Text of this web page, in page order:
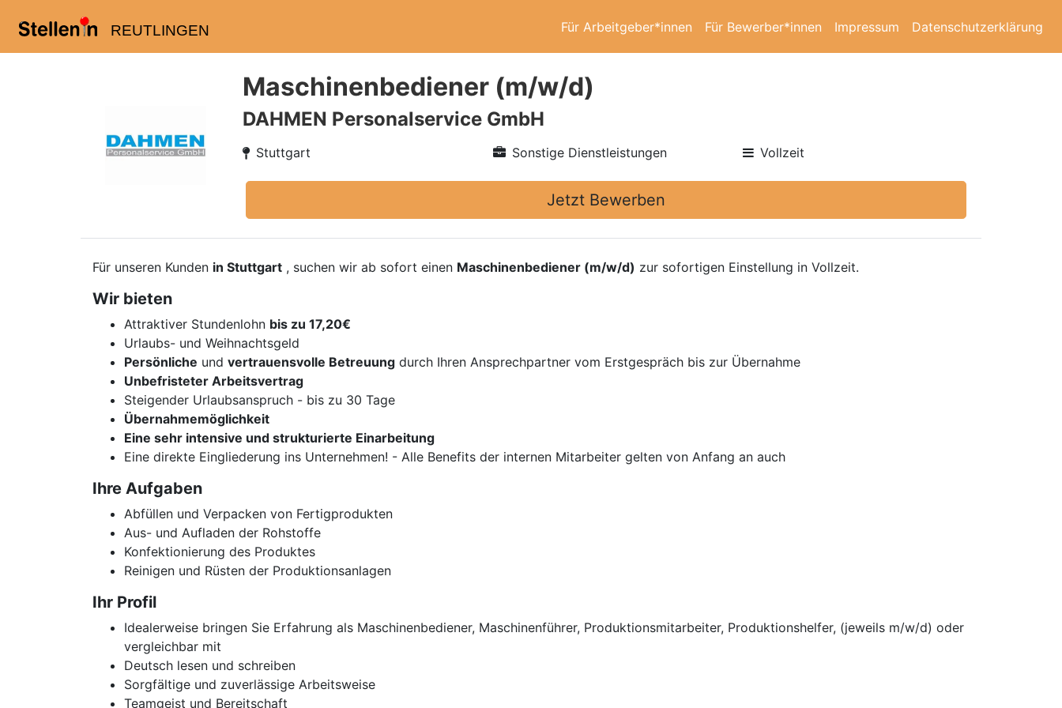
REUTLINGEN Für Arbeitgeber*innen Für Bewerber*innen Impressum Datenschutzerklärung
Maschinenbediener (m/w/d)
DAHMEN Personalservice GmbH
Stuttgart Sonstige Dienstleistungen Vollzeit
Jetzt Bewerben
Für unseren Kunden in Stuttgart , suchen wir ab sofort einen Maschinenbediener (m/w/d) zur sofortigen Einstellung in Vollzeit.
Wir bieten
Attraktiver Stundenlohn bis zu 17,20€
Urlaubs- und Weihnachtsgeld
Persönliche und vertrauensvolle Betreuung durch Ihren Ansprechpartner vom Erstgespräch bis zur Übernahme
Unbefristeter Arbeitsvertrag
Steigender Urlaubsanspruch - bis zu 30 Tage
Übernahmemöglichkeit
Eine sehr intensive und strukturierte Einarbeitung
Eine direkte Eingliederung ins Unternehmen! - Alle Benefits der internen Mitarbeiter gelten von Anfang an auch
Ihre Aufgaben
Abfüllen und Verpacken von Fertigprodukten
Aus- und Aufladen der Rohstoffe
Konfektionierung des Produktes
Reinigen und Rüsten der Produktionsanlagen
Ihr Profil
Idealerweise bringen Sie Erfahrung als Maschinenbediener, Maschinenführer, Produktionsmitarbeiter, Produktionshelfer, (jeweils m/w/d) oder
vergleichbar mit
Deutsch lesen und schreiben
Sorgfältige und zuverlässige Arbeitsweise
Teamgeist und Bereitschaft